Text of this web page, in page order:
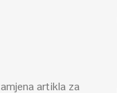
artikla za